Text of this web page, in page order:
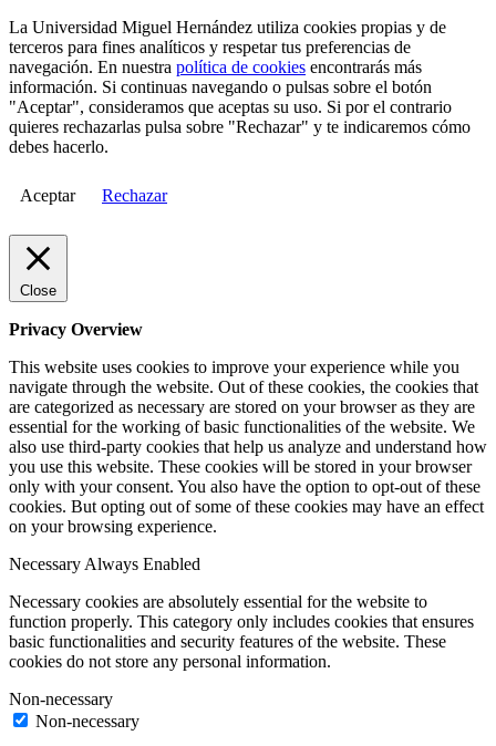
La Universidad Miguel Hernández utiliza cookies propias y de
terceros para fines analíticos y respetar tus preferencias de
navegación. En nuestra política de cookies encontrarás más
información. Si continuas navegando o pulsas sobre el botón
"Aceptar", consideramos que aceptas su uso. Si por el contrario
quieres rechazarlas pulsa sobre "Rechazar" y te indicaremos cómo
debes hacerlo.
Aceptar Rechazar
Close
Privacy Overview
This website uses cookies to improve your experience while you
navigate through the website. Out of these cookies, the cookies that
are categorized as necessary are stored on your browser as they are
essential for the working of basic functionalities of the website. We
also use third-party cookies that help us analyze and understand how
you use this website. These cookies will be stored in your browser
only with your consent. You also have the option to opt-out of these
cookies. But opting out of some of these cookies may have an effect
on your browsing experience.
Necessary Always Enabled
Necessary cookies are absolutely essential for the website to
function properly. This category only includes cookies that ensures
basic functionalities and security features of the website. These
cookies do not store any personal information.
Non-necessary
Non-necessary